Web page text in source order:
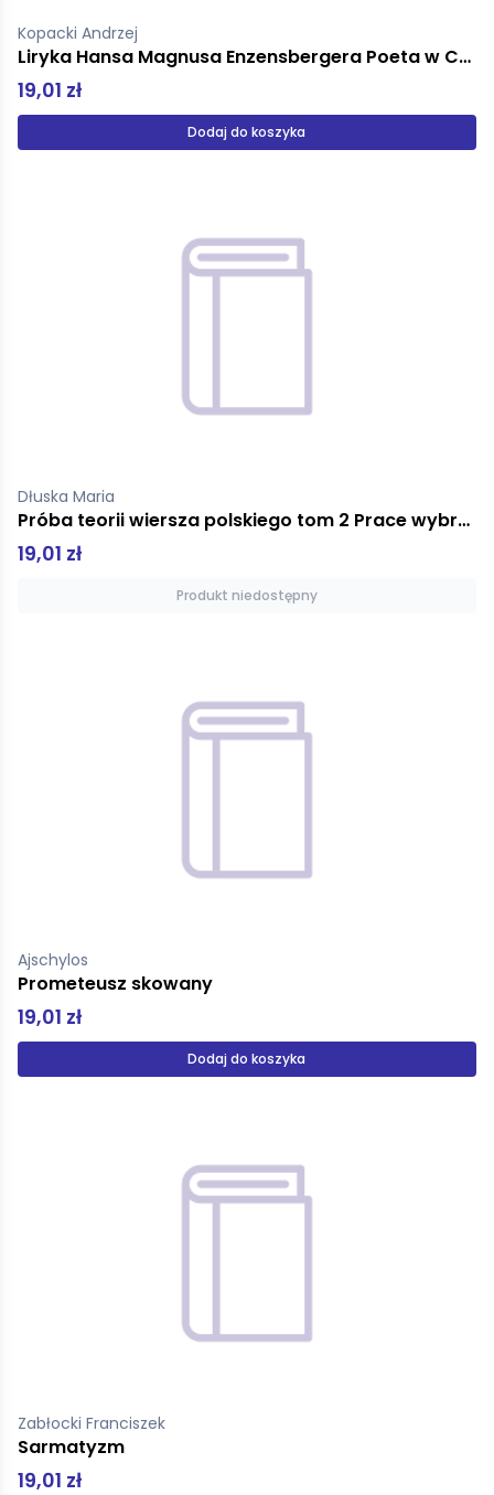
Kopacki Andrzej
Liryka Hansa Magnusa Enzensbergera Poeta w Czaso - Przestrzeni
19,01 zł
Dodaj do koszyka
Dłuska Maria
Próba teorii wiersza polskiego tom 2 Prace wybrane
19,01 zł
Produkt niedostępny
Ajschylos
Prometeusz skowany
19,01 zł
Dodaj do koszyka
Zabłocki Franciszek
Sarmatyzm
19,01 zł